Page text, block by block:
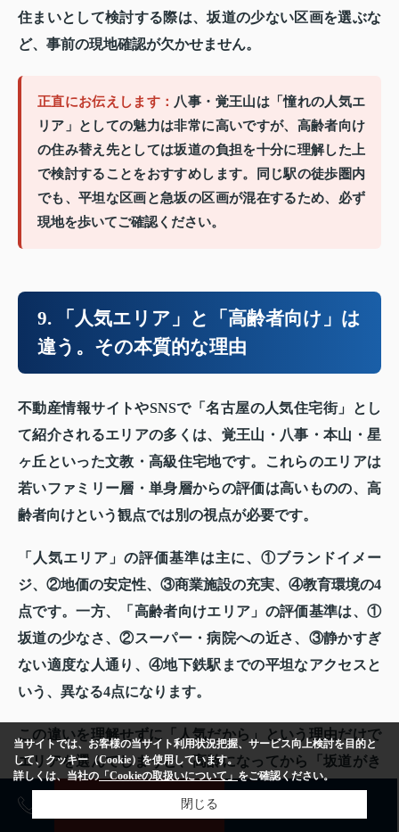
住まいとして検討する際は、坂道の少ない区画を選ぶな
ど、事前の現地確認が欠かせません。
正直にお伝えします： 八事・覚王山は「憧れの人気エ
リア」としての魅力は非常に高いですが、高齢者向け
の住み替え先としては坂道の負担を十分に理解した上
で検討することをおすすめします。同じ駅の徒歩圏内
でも、平坦な区画と急坂の区画が混在するため、必ず
現地を歩いてご確認ください。
9. 「人気エリア」と「高齢者向け」は
違う。その本質的な理由
不動産情報サイトやSNSで「名古屋の人気住宅街」とし
て紹介されるエリアの多くは、覚王山・八事・本山・星
ヶ丘といった文教・高級住宅地です。これらのエリアは
若いファミリー層・単身層からの評価は高いものの、高
齢者向けという観点では別の視点が必要です。
「人気エリア」の評価基準は主に、①ブランドイメー
ジ、②地価の安定性、③商業施設の充実、④教育環境の4
点です。一方、「高齢者向けエリア」の評価基準は、①
坂道の少なさ、②スーパー・病院への近さ、③静かすぎ
ない適度な人通り、④地下鉄駅までの平坦なアクセスと
いう、異なる4点になります。
この違いを理解せずに「人気だから」という理由だけで
エリアを選んでしまうと、高齢になってから「坂道がき
つい」「スーパーが遠い」といった不便を実感すること
になりかねません。エリア選びの際は、必ず「誰にとっ
当サイトでは、お客様の当サイト利用状況把握、サービス向上検討を目的と
して、クッキー（Cookie）を使用しています。
詳しくは、当社の「Cookieの取扱いについて」をご確認ください。
閉じる